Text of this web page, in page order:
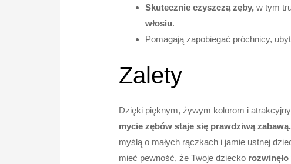
Skutecznie czyszczą zęby, w tym
włosiu.
Pomagają zapobiegać próchnicy,
Zalety
Dzięki pięknym, żywym kolorom i
mycie zębów staje się prawdziwą
myślą o małych rączkach i jamie ustnej
mieć pewność, że Twoje dziecko